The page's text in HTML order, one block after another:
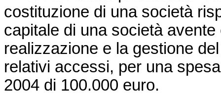
costituzione di una società
capitale di una società
realizzazione e la gestione
relativi accessi, per una
2004 di 100.000 euro.